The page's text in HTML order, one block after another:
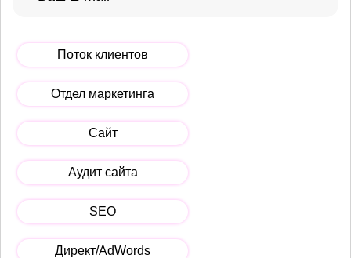
Поток клиентов
Отдел маркетинга
Сайт
Аудит сайта
SEO
Директ/AdWords